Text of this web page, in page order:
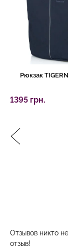
Рюкзак
1395 грн.
Отзывов никто
отзыв!